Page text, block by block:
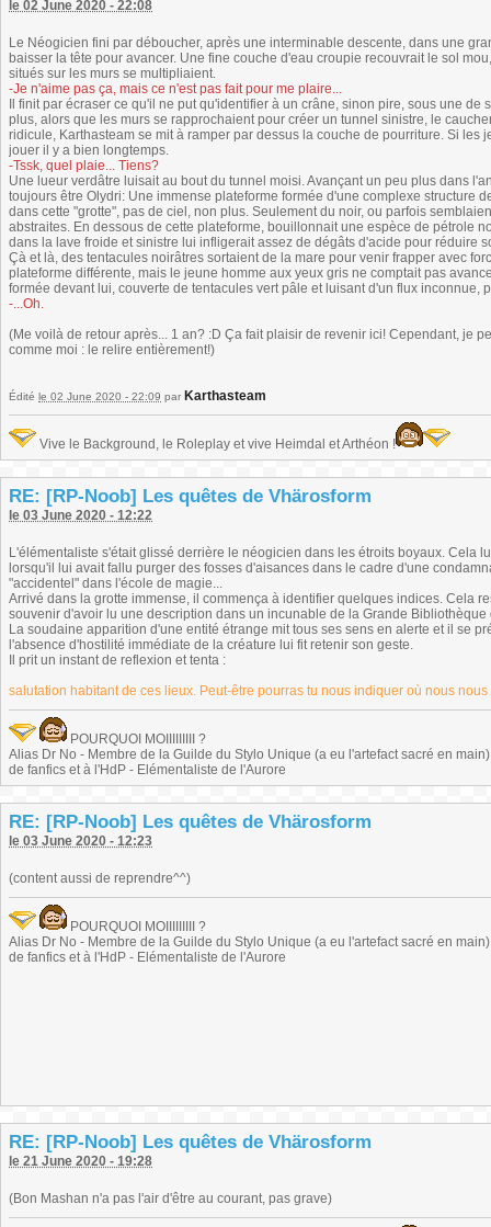
le 02 June 2020 - 22:08
Le Néogicien fini par déboucher, après une interminable descente, dans une
baisser la tête pour avancer. Une fine couche d'eau croupie recouvrait le sol
situés sur les murs se multipliaient.
-Je n'aime pas ça, mais ce n'est pas fait pour me plaire...
Il finit par écraser ce qu'il ne put qu'identifier à un crâne, sinon pire, sous une
plus, alors que les murs se rapprochaient pour créer un tunnel sinistre, le
ridicule, Karthasteam se mit à ramper par dessus la couche de pourriture. Si les
jouer il y a bien longtemps.
-Tssk, quel plaie... Tiens?
Une lueur verdâtre luisait au bout du tunnel moisi. Avançant un peu plus dans
toujours être Olydri: Une immense plateforme formée d'une complexe structure
dans cette "grotte", pas de ciel, non plus. Seulement du noir, ou parfois
abstraites. En dessous de cette plateforme, bouillonnait une espèce de pétrole
dans la lave froide et sinistre lui infligerait assez de dégâts d'acide pour réduire
Çà et là, des tentacules noirâtres sortaient de la mare pour venir frapper avec
plateforme différente, mais le jeune homme aux yeux gris ne comptait pas
formée devant lui, couverte de tentacules vert pâle et luisant d'un flux inconnue,
-...Oh.
(Me voilà de retour après... 1 an? :D Ça fait plaisir de revenir ici! Cependant, je
comme moi : le relire entièrement!)
Édité le 02 June 2020 - 22:09 par Karthasteam
Vive le Background, le Roleplay et vive Heimdal et Arthéon !
RE: [RP-Noob] Les quêtes de Vhärosform
le 03 June 2020 - 12:22
L'élémentaliste s'était glissé derrière le néogicien dans les étroits boyaux. Cela
lorsqu'il lui avait fallu purger des fosses d'aisances dans le cadre d'une
"accidentel" dans l'école de magie...
Arrivé dans la grotte immense, il commença à identifier quelques indices. Cela
souvenir d'avoir lu une description dans un incunable de la Grande Bibliothèque
La soudaine apparition d'une entité étrange mit tous ses sens en alerte et il se
l'absence d'hostilité immédiate de la créature lui fit retenir son geste.
Il prit un instant de reflexion et tenta :
salutation habitant de ces lieux. Peut-être pourras tu nous indiquer où nous nous
POURQUOI MOIIIIIIIII ?
Alias Dr No - Membre de la Guilde du Stylo Unique (a eu l'artefact sacré en
de fanfics et à l'HdP - Elémentaliste de l'Aurore
RE: [RP-Noob] Les quêtes de Vhärosform
le 03 June 2020 - 12:23
(content aussi de reprendre^^)
POURQUOI MOIIIIIIIII ?
Alias Dr No - Membre de la Guilde du Stylo Unique (a eu l'artefact sacré en
de fanfics et à l'HdP - Elémentaliste de l'Aurore
RE: [RP-Noob] Les quêtes de Vhärosform
le 21 June 2020 - 19:28
(Bon Mashan n'a pas l'air d'être au courant, pas grave)